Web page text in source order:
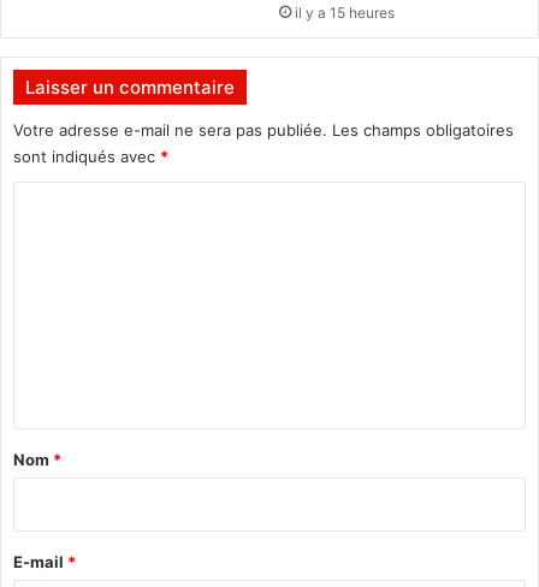
s
o
r
a
b
e
C
ô
e
d
’
il y a 15 heures
Laisser un commentaire
Votre adresse e-mail ne sera pas publiée. Les champs obligatoires
sont indiqués avec *
a
e
Nom *
E-mail *